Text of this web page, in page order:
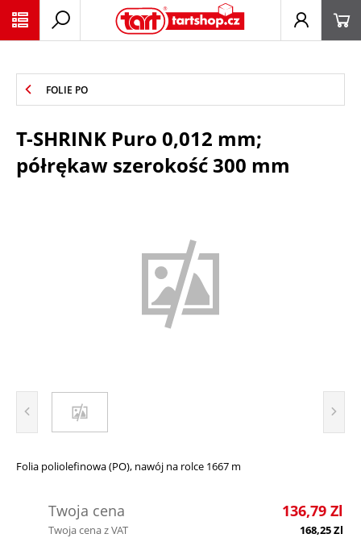
FOLIE PO
T-SHRINK Puro 0,012 mm;
półrękaw szerokość 300 mm
Folia poliolefinowa (PO), nawój na rolce 1667 m
Twoja cena 136,79 Zl
Twoja cena z VAT 168,25Zl